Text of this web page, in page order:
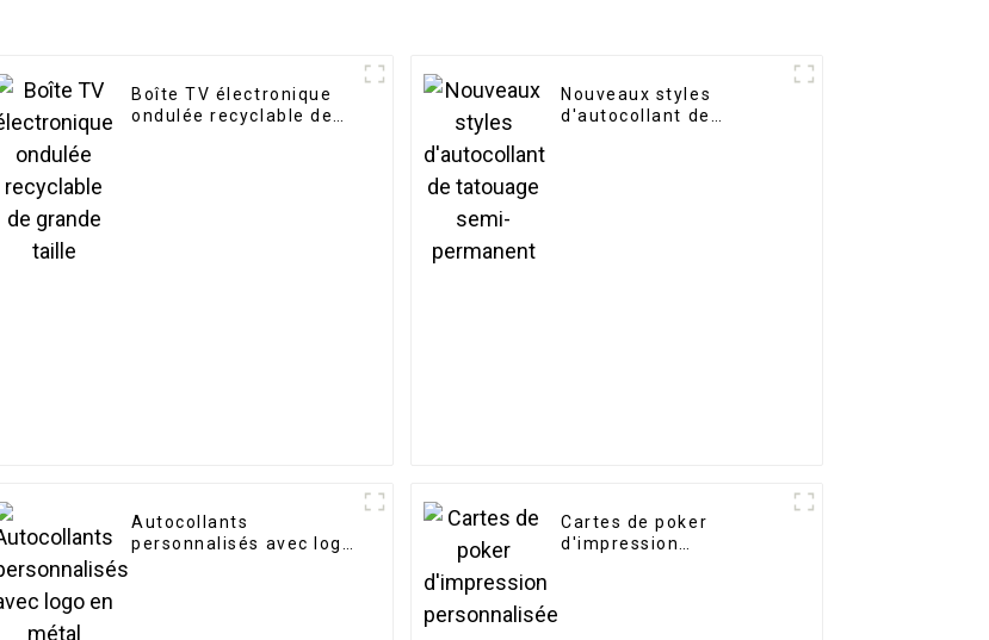
Boîte TV électronique
ondulée recyclable de
Nouveaux styles
d'autocollant de
Autocollants
personnalisés avec logo
Cartes de poker
d'impression